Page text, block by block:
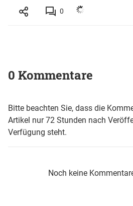
0
0 Kommentare
Bitte beachten Sie, dass die
Artikel nur 72 Stunden nach
Verfügung steht.
Noch keine